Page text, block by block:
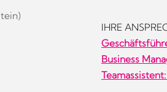
IHRE
Business